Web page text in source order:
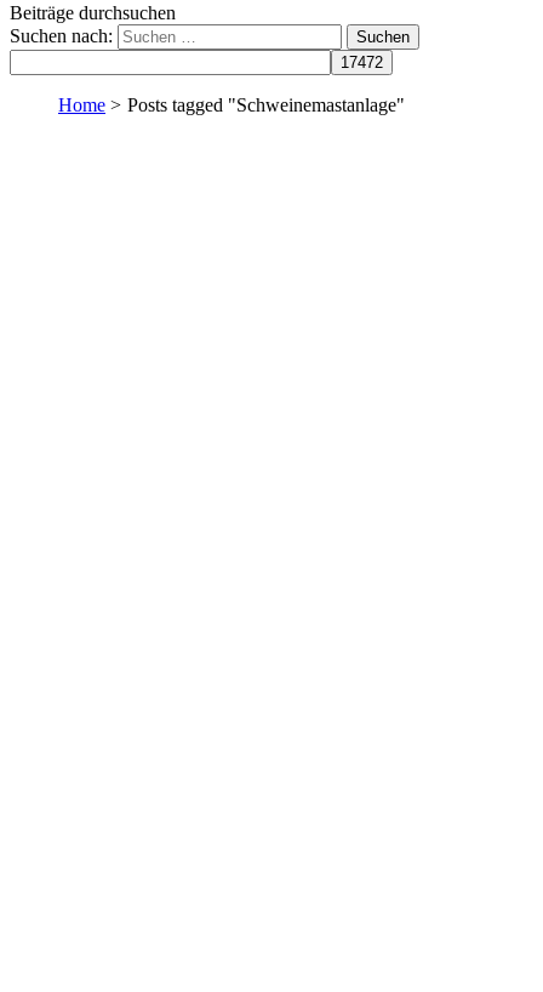
Beiträge durchsuchen
Suchen nach:
Home > Posts tagged "Schweinemastanlage"